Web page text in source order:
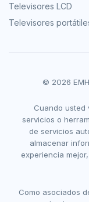
Televisores LCD
Televisores
© 2026
Cuando usted
servicios o
de servicios
almacenar
experiencia
Como asociados